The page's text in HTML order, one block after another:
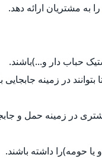
مشتریان ارائه دهد.
حباب دار و...)باشند.
در زمینه
در زمینه حمل و
حومه)را داشته باشند.